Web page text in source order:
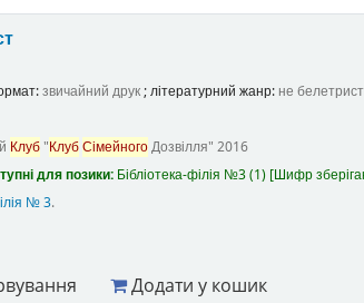
звичайний друк; літературний жанр: не
Клуб"КлубСімейногоДозвілля" 2016
для позики: Бібліотека-філія №3(1) Шифр
№ 3.
Додати у кошик